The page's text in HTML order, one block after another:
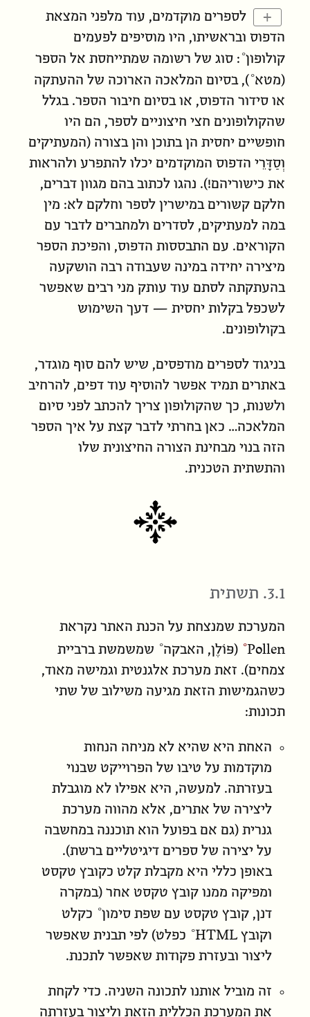
+
לספרים מוקדמים, עוד מלפני המצאת
הדפוס ובראשיתו, היו מוסיפים לפעמים
קולופון : סוג של רשומה שמתייחסת אל הספר
(מטא ), בסיום המלאכה הארוכה של ההעתקה
או סידור הדפוס, או בסיום חיבור הספר. בגלל
שהקולופונים חצי חיצוניים לספר, הם היו
חופשיים יחסית הן בתוכן והן בצורה (המעתיקים
וְסַדָּרֵי הדפוס המוקדמים יכלו להתפרע ולהראות
את כישוריהם!). נהגו לכתוב בהם מגוון דברים,
חלקם קשורים במישרין לספר וחלקם לא: מין
במה למעתיקים, לסדרים ולמחברים לדבר עם
הקוראים. עם התבססות הדפוס, והפיכת הספר
מיצירה יחידה במינה שעבודה רבה הושקעה
בהעתקתה לסתם עוד עותק מני רבים שאפשר
לשכפל בקלות יחסית — דעך השימוש
בקולופונים.
בניגוד לספרים מודפסים, שיש להם סוף מוגדר,
באתרים תמיד אפשר להוסיף עוד דפים, להרחיב
ולשנות, כך שהקולופון צריך להכתב לפני סיום
המלאכה… כאן בחרתי לדבר קצת על איך הספר
הזה בנוי מבחינת הצורה החיצונית שלו
והתשתית הטכנית.
3.1. תשתית
המערכת שמנצחת על הכנת האתר נקראת
Pollen (פּוֹלֶן, האבקה
שמשמשת ברביית
צמחים). זאת מערכת אלגנטית וגמישה מאוד,
כשהגמישות הזאת מגיעה משילוב של שתי
תכונות:
האחת היא שהיא לא מניחה הנחות
מוקדמות על טיבו של הפרוייקט שבנוי
בעזרתה. למעשה, היא אפילו לא מוגבלת
ליצירה של אתרים, אלא מהווה מערכת
גנרית (גם אם בפועל הוא תוכננה במחשבה
על יצירה של ספרים דיגיטליים ברשת).
באופן כללי היא מקבלת קלט כקובץ טקסט
ומפיקה ממנו קובץ טקסט אחר (במקרה
דנן, קובץ טקסט עם שפת סימון
כקלט
וקובץ HTML
כפלט) לפי תבנית שאפשר
ליצור ובעזרת פקודות שאפשר לתכנת.
זה מוביל אותנו לתכונה השניה. כדי לקחת
את המערכת הכללית הזאת וליצור בעזרתה